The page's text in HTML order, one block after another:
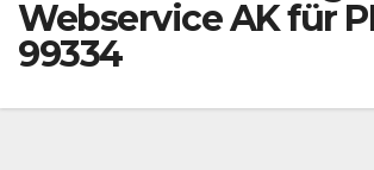
Webservice AK für
99334